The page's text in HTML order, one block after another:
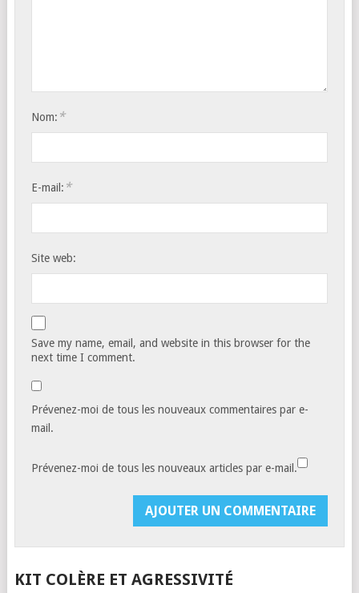
Nom: *
E-mail: *
Site web:
Save my name, email, and website in this browser for the
next time I comment.
Prévenez-moi de tous les nouveaux commentaires par e-
mail.
Prévenez-moi de tous les nouveaux articles par e-mail.
KIT COLÈRE ET AGRESSIVITÉ